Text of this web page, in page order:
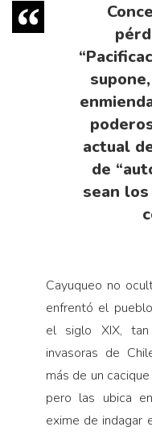
actual
de
sean
Cayuqueo no
enfrentó el
el siglo XIX,
invasoras de
más de un
pero las ubica
exime de indagar